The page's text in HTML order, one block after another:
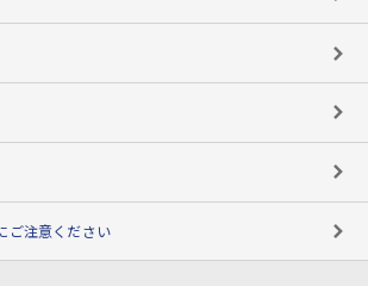
ご注意ください